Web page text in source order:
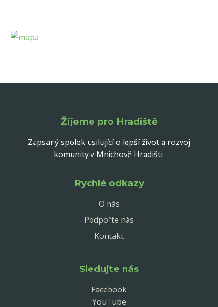
Žijeme pro Hradiště
Zapsaný spolek usilující o lepší život a rozvoj
komunity v Mnichově Hradišti.
Rychlé odkazy
O nás
Podpořte nás
Kontakt
Sledujte nás
Facebook
YouTube